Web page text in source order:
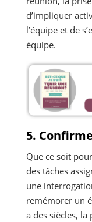
d’impliquer
l’équipe et de
équipe.
5.
Que ce soit
des tâches
une
remémorer un
a des siècles,